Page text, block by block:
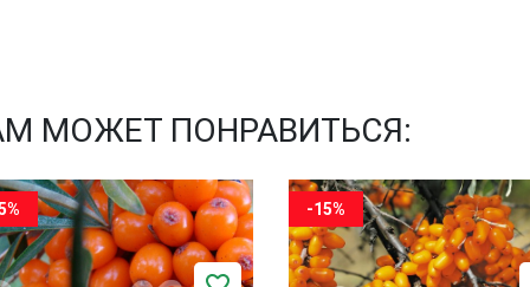
МОЖЕТ ПОНРАВИТЬСЯ:
-15%